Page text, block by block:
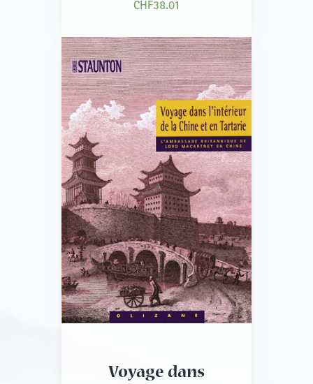
CHF38.01
Voyage dans